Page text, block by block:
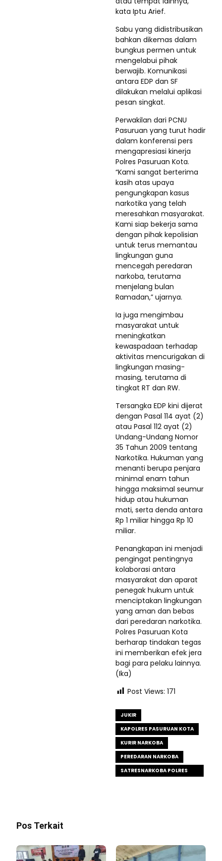
kata Iptu Arief.
Sabu yang didistribusikan
bahkan dikemas dalam
bungkus permen untuk
mengelabui pihak
berwajib. Komunikasi
antara EDP dan SF
dilakukan melalui aplikasi
pesan singkat.
Perwakilan dari PCNU
Pasuruan yang turut hadir
dalam konferensi pers
mengapresiasi kinerja
Polres Pasuruan Kota.
“Kami sangat berterima
kasih atas upaya
pengungkapan kasus
narkotika yang telah
meresahkan masyarakat.
Kami siap bekerja sama
dengan pihak kepolisian
untuk terus memantau
lingkungan guna
mencegah peredaran
narkoba, terutama
menjelang bulan
Ramadan,” ujarnya.
Ia juga mengimbau
masyarakat untuk
meningkatkan
kewaspadaan terhadap
aktivitas mencurigakan di
lingkungan masing-
masing, terutama di
tingkat RT dan RW.
Tersangka EDP kini dijerat
dengan Pasal 114 ayat (2)
atau Pasal 112 ayat (2)
Undang-Undang Nomor
35 Tahun 2009 tentang
Narkotika. Hukuman yang
menanti berupa penjara
minimal enam tahun
hingga maksimal seumur
hidup atau hukuman
mati, serta denda antara
Rp 1 miliar hingga Rp 10
miliar.
Penangkapan ini menjadi
pengingat pentingnya
kolaborasi antara
masyarakat dan aparat
penegak hukum untuk
menciptakan lingkungan
yang aman dan bebas
dari peredaran narkotika.
Polres Pasuruan Kota
berharap tindakan tegas
ini memberikan efek jera
bagi para pelaku lainnya.
(Ika)
Post Views: 171
JUKIR
KAPOLRES PASURUAN KOTA
KURIR NARKOBA
PEREDARAN NARKOBA
SATRESNARKOBA POLRES
Pos Terkait